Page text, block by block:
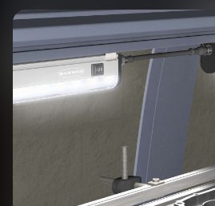
센서
광전 센서
레이저 거리 측정
IIOT 및 스마트 팩토리
Overall Equipment Effectiveness (OEE)
기계 모니터링/전체 장비 효율성
공장 커뮤니케이션
부품, 정비 또는 팔레트 픽업 요청
원격 모니터링